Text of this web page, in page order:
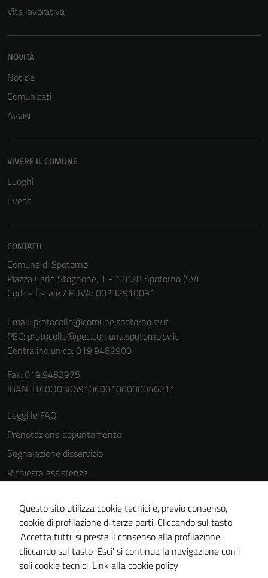
Vita lavorativa
NOVITÀ
Notizie
Comunicati
Avvisi
VIVERE IL COMUNE
Luoghi
Eventi
CONTATTI
Comune di Spotorno
Piazza Carlo Stognone, 1 - 17028 Spotorno (SV)
Codice fiscale / P. IVA: 00232910091
Email: protocollo@comune.spotorno.sv.it
PEC: protocollo@pec.comune.spotorno.sv.it
Centralino unico: 019.9482900
Fax: 019.9482975
IBAN: IT60O0306910600100000046211
Leggi le FAQ
Prenotazione appuntamento
Segnalazione disservizio
Richiesta assistenza
Informativa privacy
Cookie Policy
Note legali
Dichiarazione di accessibilità
Questo sito utilizza cookie tecnici e, previo consenso,
cookie di profilazione di terze parti. Cliccando sul tasto
'Accetta tutti' si presta il consenso alla profilazione,
cliccando sul tasto 'Esci' si continua la navigazione con i
soli cookie tecnici. Link alla cookie policy